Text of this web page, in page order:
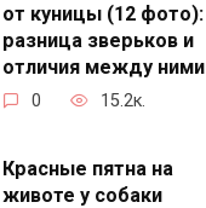
от куницы (12 фото):
разница зверьков и
отличия между ними
0 15.2к.
Красные пятна на
животе у собаки